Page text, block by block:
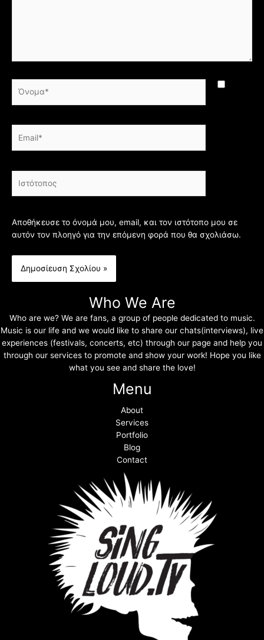
Αποθήκευσε το όνομά μου, email, και τον ιστότοπο μου σε
αυτόν τον πλοηγό για την επόμενη φορά που θα σχολιάσω.
Who We Are
Who are we? We are fans, a group of people dedicated to music.
Music is our life and we would like to share our chats(interviews), live
experiences (festivals, concerts, etc) through our page and help you
through our services to promote and show your work! Hope you like
what you see and share the love!
Menu
About
Services
Portfolio
Blog
Contact